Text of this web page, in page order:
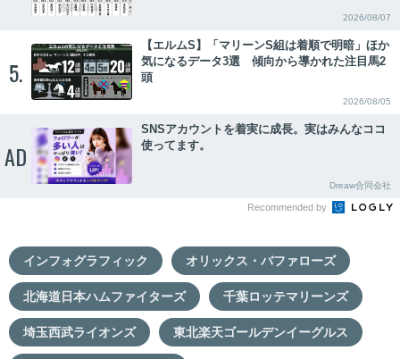
2026/08/07
5.
【エルムS】「マリーンS組は着順で明暗」ほか
気になるデータ3選 傾向から導かれた注目馬2
頭
2026/08/05
AD
SNSアカウントを着実に成長。実はみんなココ
使ってます。
Dreaw合同会社
Recommended by
インフォグラフィック オリックス・バファローズ
北海道日本ハムファイターズ 千葉ロッテマリーンズ
埼玉西武ライオンズ 東北楽天ゴールデンイーグルス